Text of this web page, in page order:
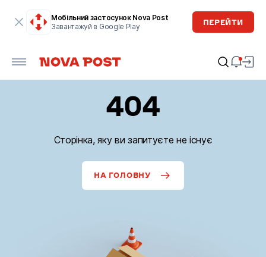
Мобільний застосунок Nova Post
Завантажуй в Google Play
ПЕРЕЙТИ
404
Сторінка, яку ви запитуєте не існує
НА ГОЛОВНУ